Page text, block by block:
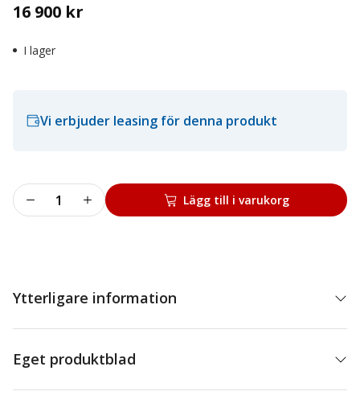
16 900 kr
I lager
Vi erbjuder leasing för denna produkt
Hjulfäste
10-
Lägg till i varukorg
Ytterligare information
Eget produktblad